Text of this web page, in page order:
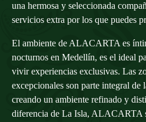
una hermosa y seleccionada
servicios extra por los que puedes
El ambiente de ALACARTA es
nocturnos en Medellín, es el ideal
vivir experiencias exclusivas. Las
excepcionales son parte integral
creando un ambiente refinado y
diferencia de La Isla, ALACARTA